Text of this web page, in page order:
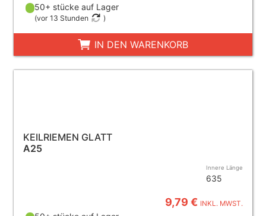
50+ stücke auf Lager
(vor 13 Stunden )
IN DEN WARENKORB
KEILRIEMEN GLATT
A25
Innere Länge
635
9,79 € INKL. MWST.